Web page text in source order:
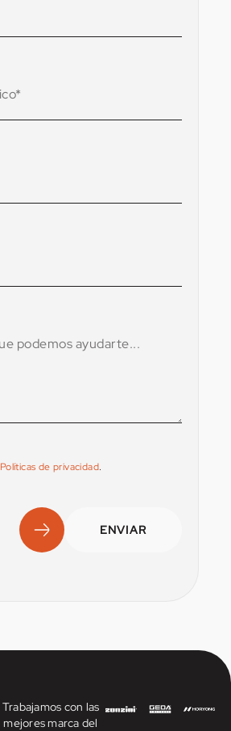
Políticas de privacidad.
ENVIAR
Trabajamos con las
mejores marca del